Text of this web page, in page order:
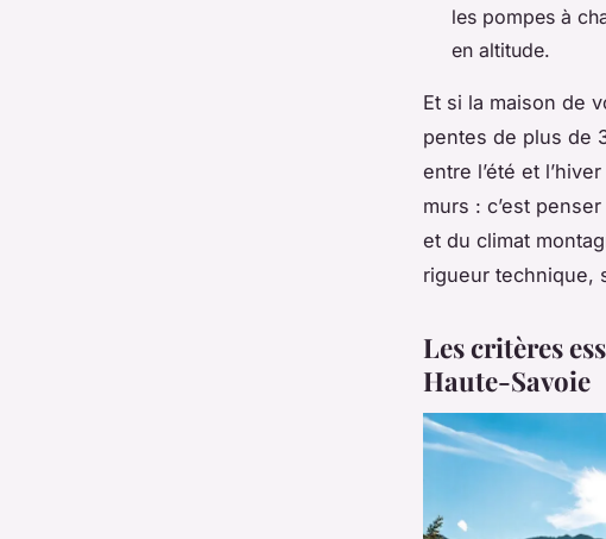
les pompes à
en altitude.
Et si la maison de
pentes de plus de
entre l’été et
murs : c’est
et du climat
rigueur technique,
Les critères
Haute-Savoie